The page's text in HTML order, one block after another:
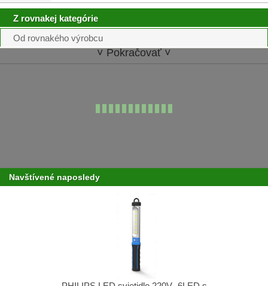
Z rovnakej kategórie
Od rovnakého výrobcu
˅ Pokračovať ˅
Navštívené naposledy